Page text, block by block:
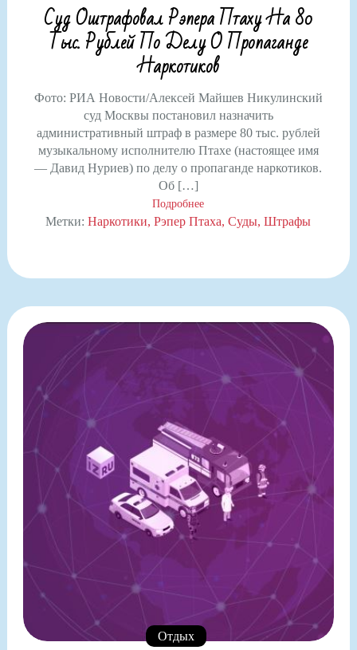
Суд Оштрафовал Рэпера Птаху На 80
Тыс. Рублей По Делу О Пропаганде
Наркотиков
Фото: РИА Новости/Алексей Майшев Никулинский
суд Москвы постановил назначить
административный штраф в размере 80 тыс. рублей
музыкальному исполнителю Птахе (настоящее имя
— Давид Нуриев) по делу о пропаганде наркотиков.
Об […]
Подробнее
Метки:Наркотики Рэпер Птаха Суды Штрафы
Отдых